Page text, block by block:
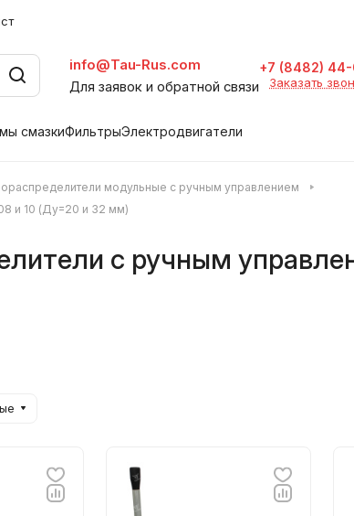
info@Tau-Rus.com
Для заявок и обратной связи
+7 (8482)
Заказать
смазкиФильтрыЭлектродвигатели
модульные с ручным управлением
и 10 (Ду=20 и 32 мм)
с ручным